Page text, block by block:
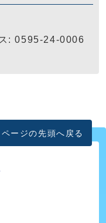
: 0595-24-0006
ページの先頭へ戻る